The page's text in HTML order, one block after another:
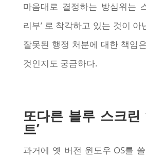
마음대로 결정하는 방심위는
리부’ 로 착각하고 있는 것이 아
잘못된 행정 처분에 대한 책임
것인지도 궁금하다.
또다른 블루 스크린
트’
과거에 옛 버전 윈도우 OS를